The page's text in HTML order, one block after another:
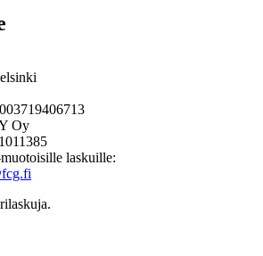
Oy
laskuille: